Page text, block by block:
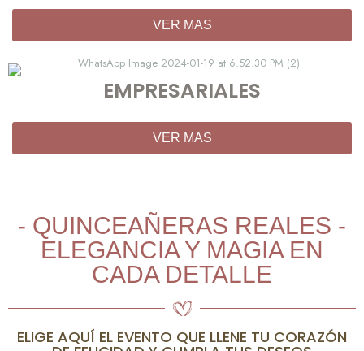
VER MAS
EMPRESARIALES
VER MAS
- QUINCEAÑERAS REALES -
ELEGANCIA Y MAGIA EN
CADA DETALLE
ELIGE AQUÍ EL EVENTO QUE LLENE TU CORAZÓN